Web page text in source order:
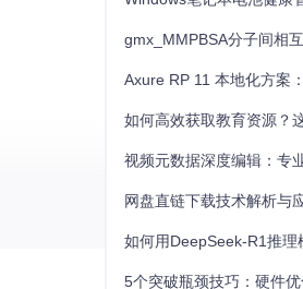
视频元数据深度编辑：专
网盘直链下载技术解析与